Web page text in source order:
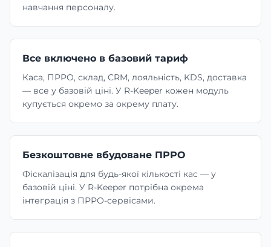
навчання персоналу.
Все включено в базовий тариф
Каса, ПРРО, склад, CRM, лояльність, KDS, доставка
— все у базовій ціні. У R-Keeper кожен модуль
купується окремо за окрему плату.
Безкоштовне вбудоване ПРРО
Фіскалізація для будь-якої кількості кас — у
базовій ціні. У R-Keeper потрібна окрема
інтеграція з ПРРО-сервісами.